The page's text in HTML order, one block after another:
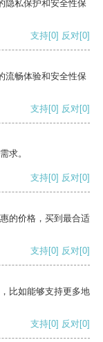
隐私保护和安全性保
支持[0] 反对[0]
流畅体验和安全性保
支持[0] 反对[0]
求。
支持[0] 反对[0]
的价格，买到最合适
支持[0] 反对[0]
比如能够支持更多地
支持[0] 反对[0]